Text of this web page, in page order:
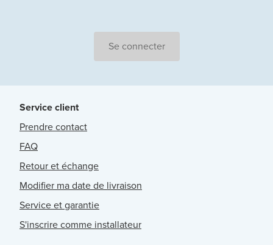
Se connecter
Service client
Prendre contact
FAQ
Retour et échange
Modifier ma date de livraison
Service et garantie
S'inscrire comme installateur